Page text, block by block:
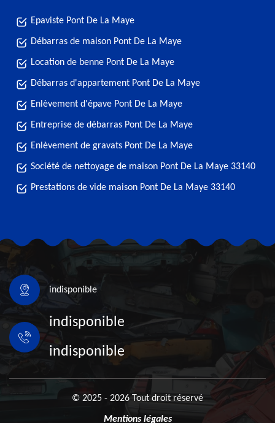
Epaviste Pont De La Maye
Débarras de maison Pont De La Maye
Location de benne Pont De La Maye
Débarras d'appartement Pont De La Maye
Enlèvement d'épave Pont De La Maye
Entreprise de débarras Pont De La Maye
Enlèvement de gravats Pont De La Maye
Société de nettoyage de maison Pont De La Maye 33140
Prestations de vide maison Pont De La Maye 33140
indisponible
indisponible
indisponible
© 2025 - 2026 Tout droit réservé
Mentions légales